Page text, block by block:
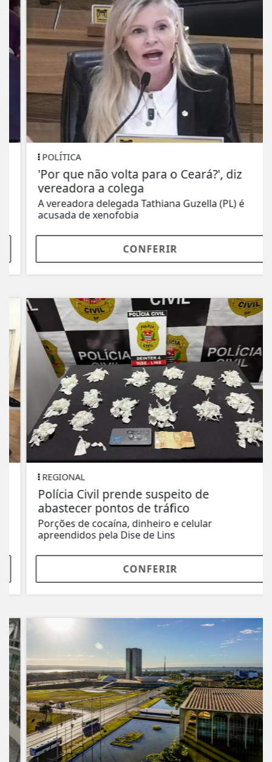
POLÍTICA
'Por que não volta para o Ceará?', diz
vereadora a colega
A vereadora delegada Tathiana Guzella (PL) é
acusada de xenofobia
CONFERIR
REGIONAL
Polícia Civil prende suspeito de
abastecer pontos de tráfico
Porções de cocaína, dinheiro e celular
apreendidos pela Dise de Lins
CONFERIR